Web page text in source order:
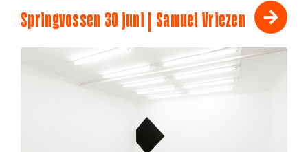
Springvossen 30 juni | Samuel Vriezen